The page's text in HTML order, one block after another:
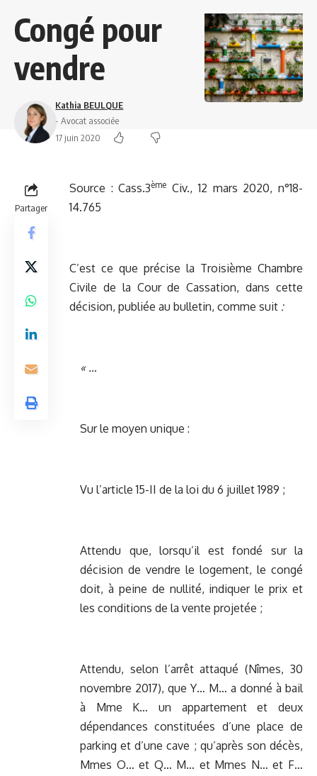
Congé pour
vendre
Kathia BEULQUE
- Avocat associée
17 juin 2020
Partager
Source :Cass.3ème Civ., 12 mars 2020, n°18-
14.765
C’est ce que précise la Troisième Chambre
Civile de la Cour de Cassation, dans cette
décision, publiée au bulletin, comme suit :
« …
Sur le moyen unique :
Vu l’article 15-II de la loi du 6 juillet 1989 ;
Attendu que, lorsqu’il est fondé sur la
décision de vendre le logement, le congé
doit, à peine de nullité, indiquer le prix et
les conditions de la vente projetée ;
Attendu, selon l’arrêt attaqué (Nîmes, 30
novembre 2017), que Y… M… a donné à bail
à Mme K… un appartement et deux
dépendances constituées d’une place de
parking et d’une cave ; qu’après son décès,
Mmes O… et Q… M… et Mmes N… et F…